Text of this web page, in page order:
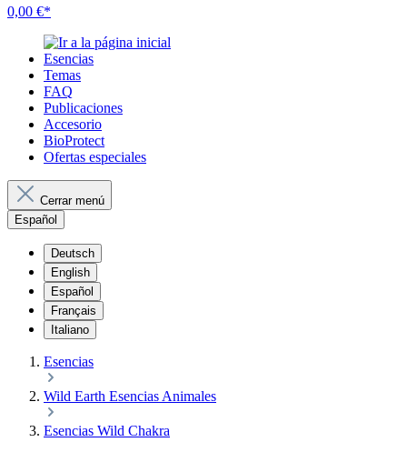
0,00 €*
Esencias
Temas
FAQ
Publicaciones
Accesorio
BioProtect
Ofertas especiales
Cerrar menú
Español
Deutsch
English
Español
Français
Italiano
Esencias
Wild Earth Esencias Animales
Esencias Wild Chakra